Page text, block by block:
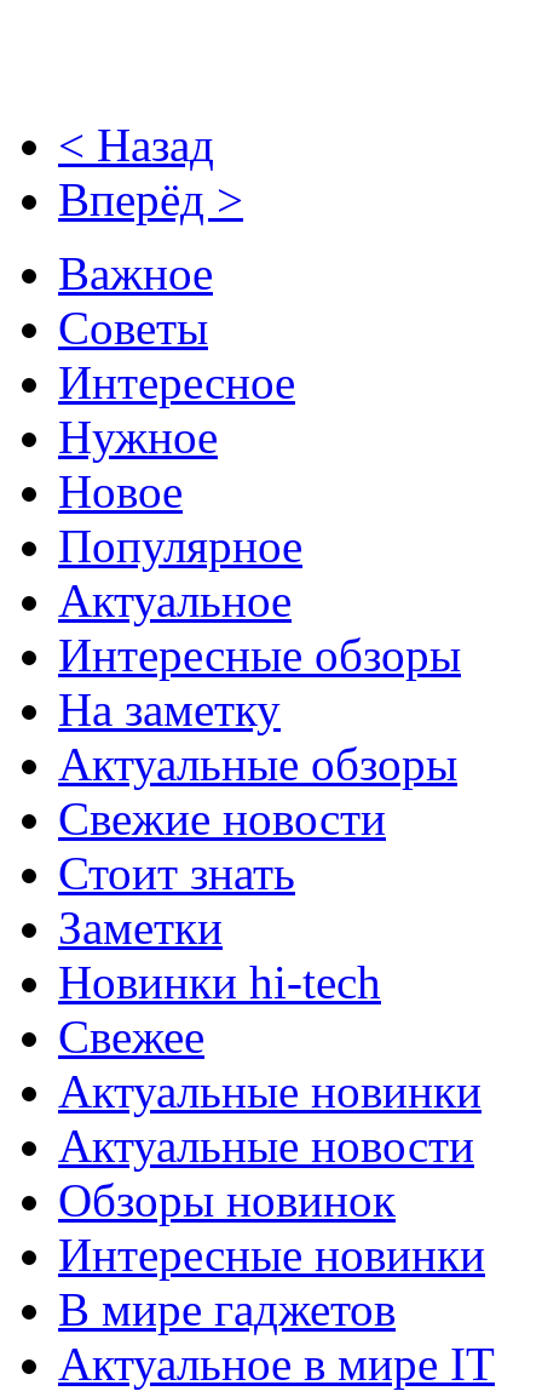
< Назад
Вперёд >
Важное
Советы
Интересное
Нужное
Новое
Популярное
Актуальное
Интересные обзоры
На заметку
Актуальные обзоры
Свежие новости
Стоит знать
Заметки
Новинки hi-tech
Свежее
Актуальные новинки
Актуальные новости
Обзоры новинок
Интересные новинки
В мире гаджетов
Актуальное в мире IT